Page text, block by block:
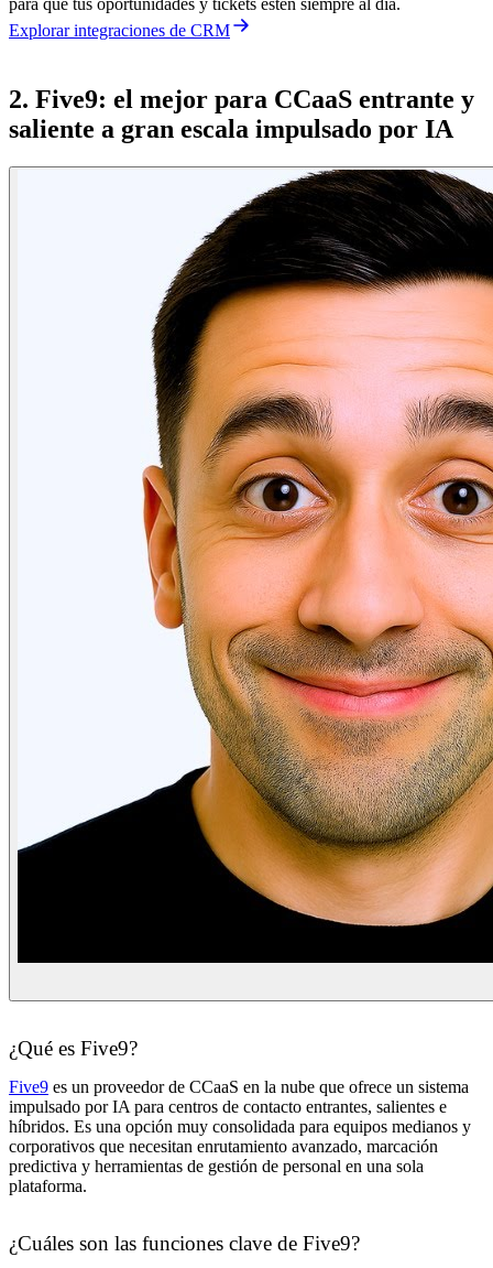
para que tus oportunidades y tickets estén siempre al día.
Explorar integraciones de CRM
2. Five9: el mejor para CCaaS entrante y
saliente a gran escala impulsado por IA
¿Qué es Five9?
Five9 es un proveedor de CCaaS en la nube que ofrece un sistema
impulsado por IA para centros de contacto entrantes, salientes e
híbridos. Es una opción muy consolidada para equipos medianos y
corporativos que necesitan enrutamiento avanzado, marcación
predictiva y herramientas de gestión de personal en una sola
plataforma.
¿Cuáles son las funciones clave de Five9?